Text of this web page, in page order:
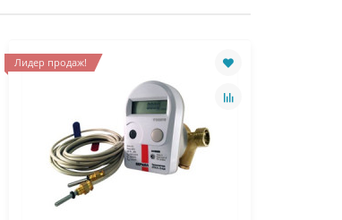
Лидер продаж!